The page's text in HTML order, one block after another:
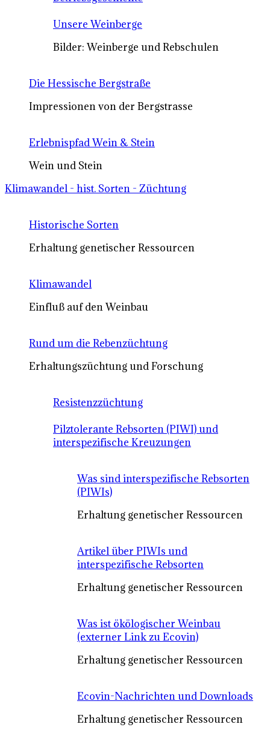
Unsere Weinberge
Bilder: Weinberge und Rebschulen
Die Hessische Bergstraße
Impressionen von der Bergstrasse
Erlebnispfad Wein & Stein
Wein und Stein
Klimawandel - hist. Sorten - Züchtung
Historische Sorten
Erhaltung genetischer Ressourcen
Klimawandel
Einfluß auf den Weinbau
Rund um die Rebenzüchtung
Erhaltungszüchtung und Forschung
Resistenzzüchtung
Pilztolerante Rebsorten (PIWI) und
interspezifische Kreuzungen
Was sind interspezifische Rebsorten
(PIWIs)
Erhaltung genetischer Ressourcen
Artikel über PIWIs und
interspezifische Rebsorten
Erhaltung genetischer Ressourcen
Was ist ökölogischer Weinbau
(externer Link zu Ecovin)
Erhaltung genetischer Ressourcen
Ecovin-Nachrichten und Downloads
Erhaltung genetischer Ressourcen